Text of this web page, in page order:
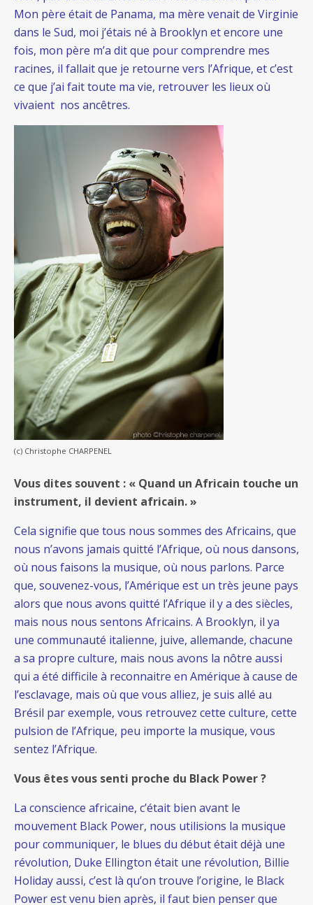
Mon père était de Panama, ma mère venait de Virginie
dans le Sud, moi j’étais né à Brooklyn et encore une
fois, mon père m’a dit que pour comprendre mes
racines, il fallait que je retourne vers l’Afrique, et c’est
ce que j’ai fait toute ma vie, retrouver les lieux où
vivaient nos ancêtres.
(c) Christophe CHARPENEL
Vous dites souvent : « Quand un Africain touche un
instrument, il devient africain. »
Cela signifie que tous nous sommes des Africains, que
nous n’avons jamais quitté l’Afrique, où nous dansons,
où nous faisons la musique, où nous parlons. Parce
que, souvenez-vous, l’Amérique est un très jeune pays
alors que nous avons quitté l’Afrique il y a des siècles,
mais nous nous sentons Africains. A Brooklyn, il ya
une communauté italienne, juive, allemande, chacune
a sa propre culture, mais nous avons la nôtre aussi
qui a été difficile à reconnaitre en Amérique à cause de
l’esclavage, mais où que vous alliez, je suis allé au
Brésil par exemple, vous retrouvez cette culture, cette
pulsion de l’Afrique, peu importe la musique, vous
sentez l’Afrique.
Vous êtes vous senti proche du Black Power ?
La conscience africaine, c’était bien avant le
mouvement Black Power, nous utilisions la musique
pour communiquer, le blues du début était déjà une
révolution, Duke Ellington était une révolution, Billie
Holiday aussi, c’est là qu’on trouve l’origine, le Black
Power est venu bien après, il faut bien penser que